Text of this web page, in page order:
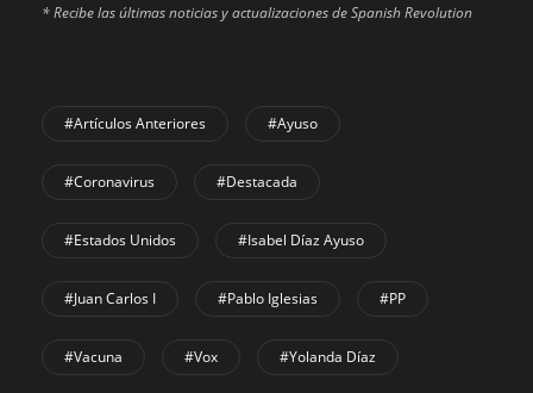
* Recibe las últimas noticias y actualizaciones de Spanish Revolution
#Artículos Anteriores #Ayuso
#coronavirus #Destacada
#Estados Unidos #Isabel Díaz Ayuso
#Juan Carlos I #Pablo Iglesias #PP
#Vacuna #Vox #Yolanda Díaz